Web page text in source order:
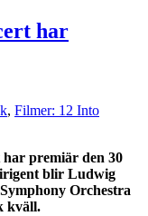
har
, Filmer: 12 Into
premiär den 30
blir Ludwig
Orchestra
kväll.